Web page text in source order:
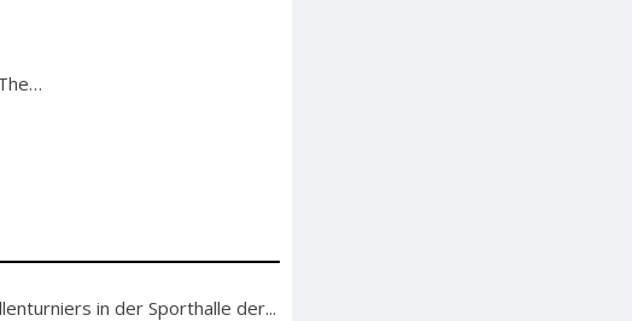
in der Sporthalle der...